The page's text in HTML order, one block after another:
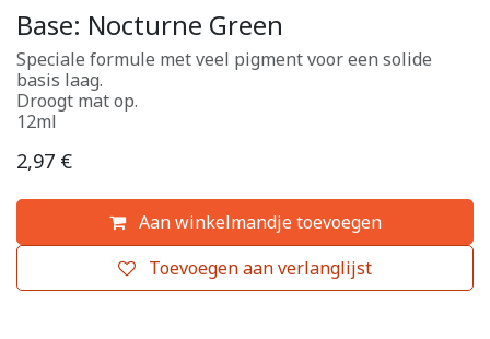
Base: Nocturne Green
Speciale formule met veel pigment voor een solide
basis laag.
Droogt mat op.
12ml
2,97 €
Aan winkelmandje toevoegen
Toevoegen aan verlanglijst